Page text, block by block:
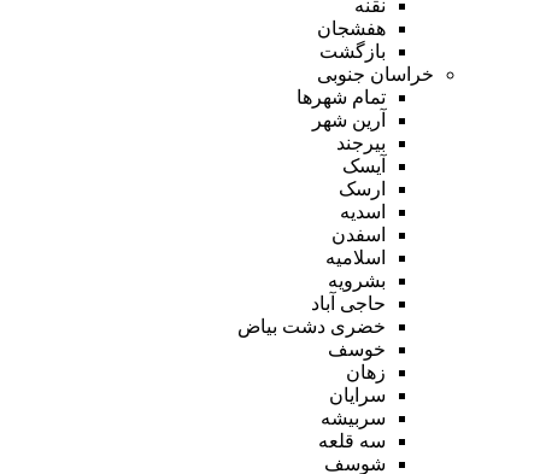
نقنه
هفشجان
بازگشت
خراسان جنوبی
تمام شهر‌ها
آرین شهر
بیرجند
آیسک
ارسک
اسدیه
اسفدن
اسلامیه
بشرویه
حاجی آباد
خضری دشت بیاض
خوسف
زهان
سرایان
سربیشه
سه قلعه
شوسف